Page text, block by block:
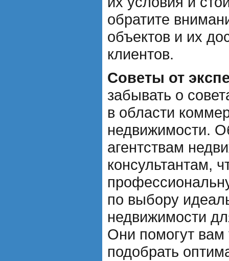
обратите
объектов и их
клиентов.
Советы от
забывать о
в области
недвижимости.
агентствам
консультантам,
по выбору
недвижимости
Они помогут
подобрать